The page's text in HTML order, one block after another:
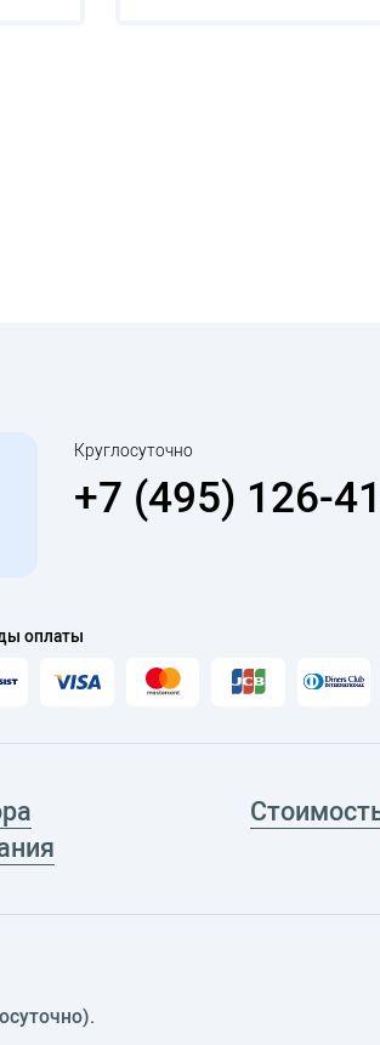
Круглосуточно
+7 (495) 126-
оплаты